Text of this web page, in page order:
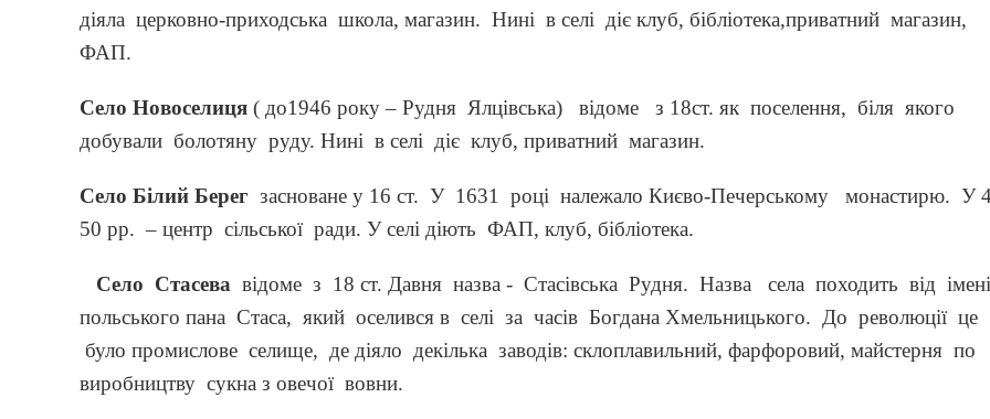
діяла церковно-приходська школа, магазин. Нині в селі діє клуб, бібліотека,приватний магазин,
ФАП.
Село Новоселиця ( до1946 року – Рудня Ялцівська) відоме з 18ст. як поселення, біля якого
добували болотяну руду. Нині в селі діє клуб, приватний магазин.
Село Білий Берег засноване у 16 ст. У 1631 році належало Києво-Печерському монастирю. У
50 рр. – центр сільської ради. У селі діють ФАП, клуб, бібліотека.
Село Стасева відоме з 18 ст. Давня назва - Стасівська Рудня. Назва села походить від
польського пана Стаса, який оселився в селі за часів Богдана Хмельницького. До революції це
було промислове селище, де діяло декілька заводів: склоплавильний, фарфоровий, майстерня по
виробництву сукна з овечої вовни.